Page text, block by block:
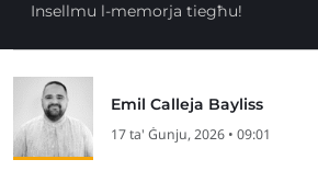
Insellmu l-memorja tiegħu!
Emil Calleja Bayliss
17 ta' Ġunju, 2026 • 09:01